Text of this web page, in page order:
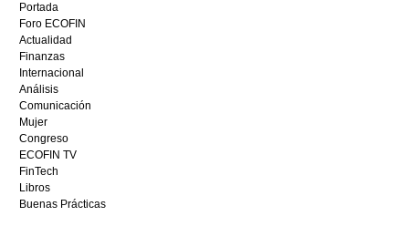
mejor
bono
sin
depósito
casino
en
España,
visita
este
sitio
restaurantedonmauro.es
y
Portada
Foro ECOFIN
Actualidad
Finanzas
Internacional
Análisis
Comunicación
Mujer
Congreso
ECOFIN TV
FinTech
Libros
Buenas Prácticas